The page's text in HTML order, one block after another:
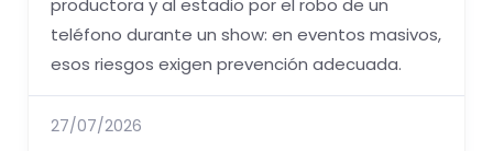
productora y al estadio por el robo de un
teléfono durante un show: en eventos masivos,
esos riesgos exigen prevención adecuada.
27/07/2026